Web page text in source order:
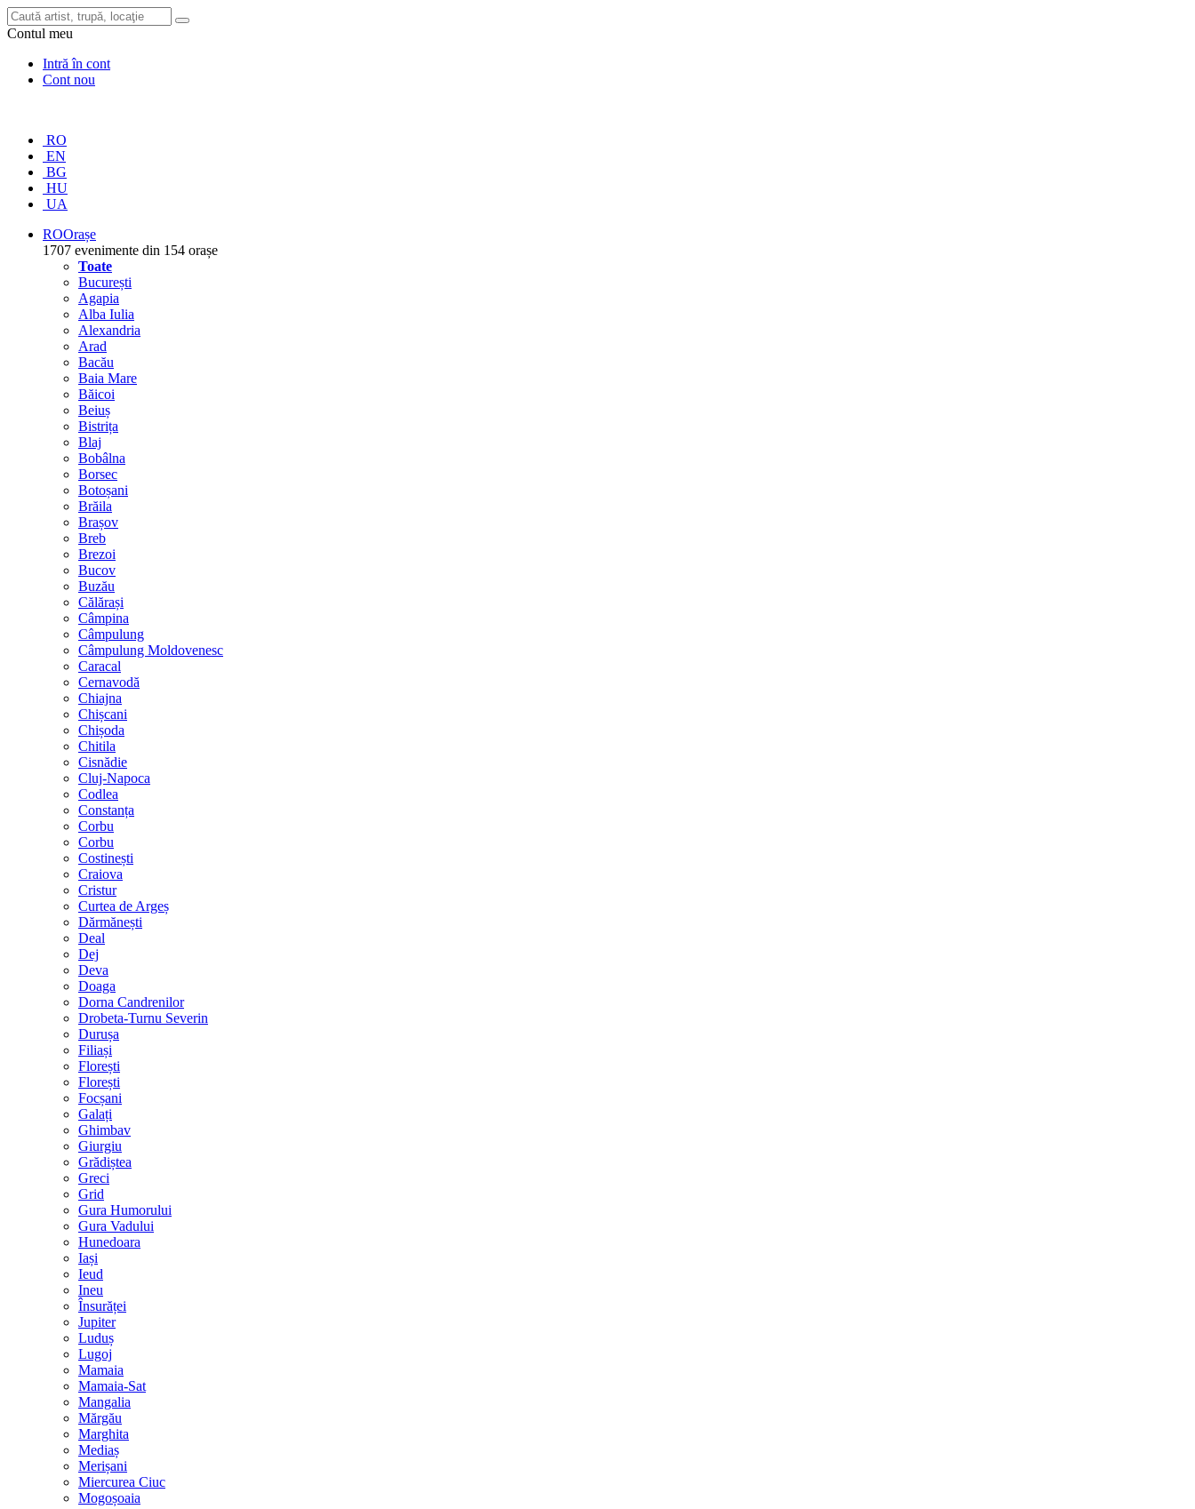
Contul meu
Intră în cont
Cont nou
RO
EN
BG
HU
UA
ROOrașe
1707 evenimente din 154 orașe
Toate
București
Agapia
Alba Iulia
Alexandria
Arad
Bacău
Baia Mare
Băicoi
Beiuș
Bistrița
Blaj
Bobâlna
Borsec
Botoșani
Brăila
Brașov
Breb
Brezoi
Bucov
Buzău
Călărași
Câmpina
Câmpulung
Câmpulung Moldovenesc
Caracal
Cernavodă
Chiajna
Chișcani
Chișoda
Chitila
Cisnădie
Cluj-Napoca
Codlea
Constanța
Corbu
Corbu
Costinești
Craiova
Cristur
Curtea de Argeș
Dărmănești
Deal
Dej
Deva
Doaga
Dorna Candrenilor
Drobeta-Turnu Severin
Durușa
Filiași
Florești
Florești
Focșani
Galați
Ghimbav
Giurgiu
Grădiștea
Greci
Grid
Gura Humorului
Gura Vadului
Hunedoara
Iași
Ieud
Ineu
Însurăței
Jupiter
Luduș
Lugoj
Mamaia
Mamaia-Sat
Mangalia
Mărgău
Marghita
Mediaș
Merișani
Miercurea Ciuc
Mogoșoaia